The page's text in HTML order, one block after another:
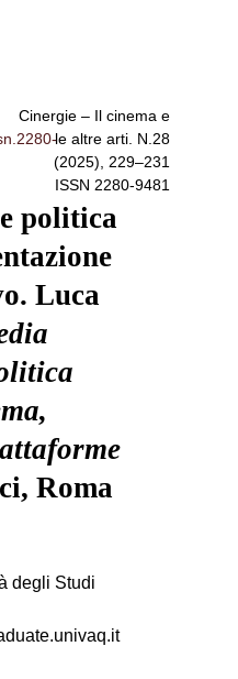
Cinergie – Il cinema e
le altre arti. N.28
(2025), 229–231
ISSN 2280-9481
politica
Luca
Roma
degli Studi